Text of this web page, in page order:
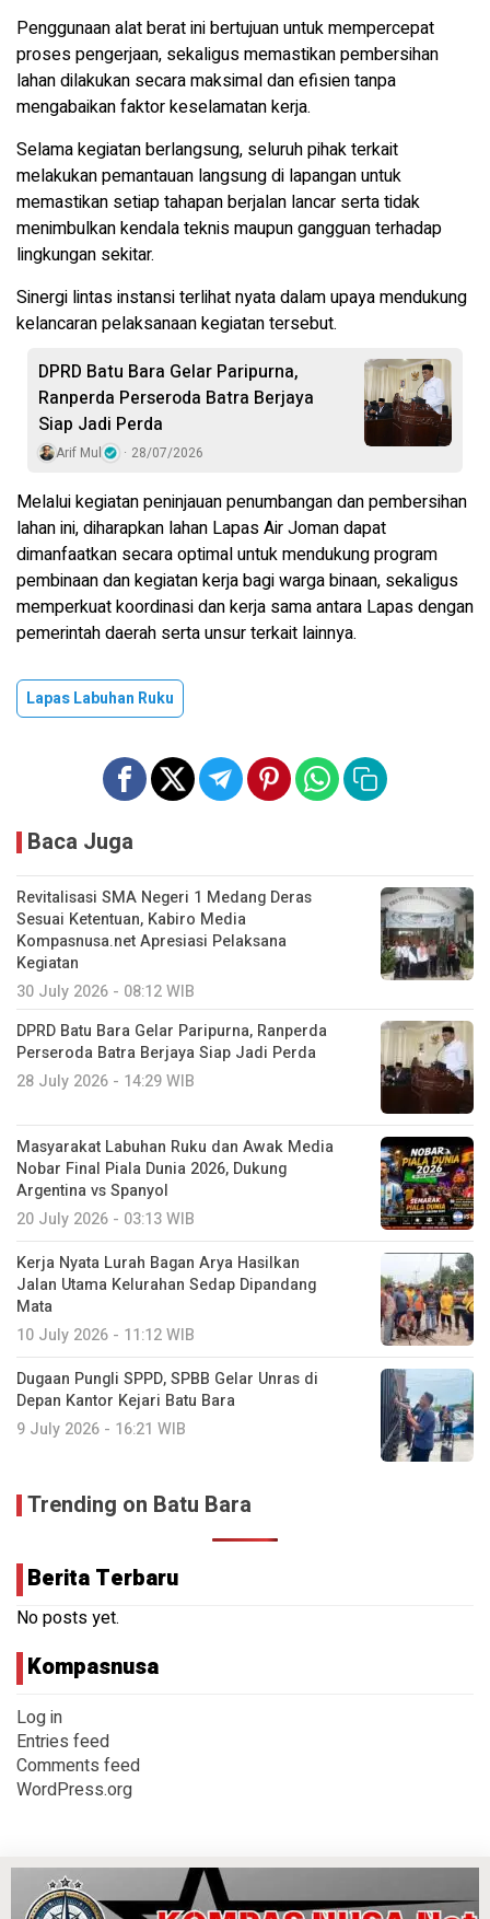
Penggunaan alat berat ini bertujuan untuk mempercepat
proses pengerjaan, sekaligus memastikan pembersihan
lahan dilakukan secara maksimal dan efisien tanpa
mengabaikan faktor keselamatan kerja.
Selama kegiatan berlangsung, seluruh pihak terkait
melakukan pemantauan langsung di lapangan untuk
memastikan setiap tahapan berjalan lancar serta tidak
menimbulkan kendala teknis maupun gangguan terhadap
lingkungan sekitar.
Sinergi lintas instansi terlihat nyata dalam upaya mendukung
kelancaran pelaksanaan kegiatan tersebut.
DPRD Batu Bara Gelar Paripurna,
Ranperda Perseroda Batra Berjaya
Siap Jadi Perda
Arif Mul 28/07/2026
Melalui kegiatan peninjauan penumbangan dan pembersihan
lahan ini, diharapkan lahan Lapas Air Joman dapat
dimanfaatkan secara optimal untuk mendukung program
pembinaan dan kegiatan kerja bagi warga binaan, sekaligus
memperkuat koordinasi dan kerja sama antara Lapas dengan
pemerintah daerah serta unsur terkait lainnya.
Lapas Labuhan Ruku
Baca Juga
Revitalisasi SMA Negeri 1 Medang Deras
Sesuai Ketentuan, Kabiro Media
Kompasnusa.net Apresiasi Pelaksana
Kegiatan
30 July 2026 - 08:12 WIB
DPRD Batu Bara Gelar Paripurna, Ranperda
Perseroda Batra Berjaya Siap Jadi Perda
28 July 2026 - 14:29 WIB
Masyarakat Labuhan Ruku dan Awak Media
Nobar Final Piala Dunia 2026, Dukung
Argentina vs Spanyol
20 July 2026 - 03:13 WIB
Kerja Nyata Lurah Bagan Arya Hasilkan
Jalan Utama Kelurahan Sedap Dipandang
Mata
10 July 2026 - 11:12 WIB
Dugaan Pungli SPPD, SPBB Gelar Unras di
Depan Kantor Kejari Batu Bara
9 July 2026 - 16:21 WIB
Trending on Batu Bara
Berita Terbaru
No posts yet.
Kompasnusa
Log in
Entries feed
Comments feed
WordPress.org